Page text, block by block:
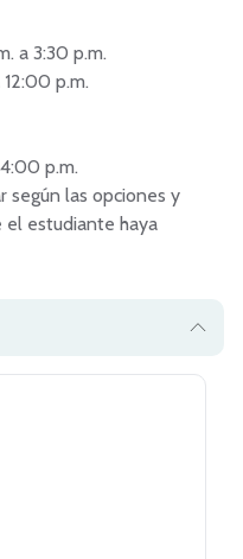
a 3:30 p.m.
p.m.
p.m.
según las opciones y
el estudiante haya